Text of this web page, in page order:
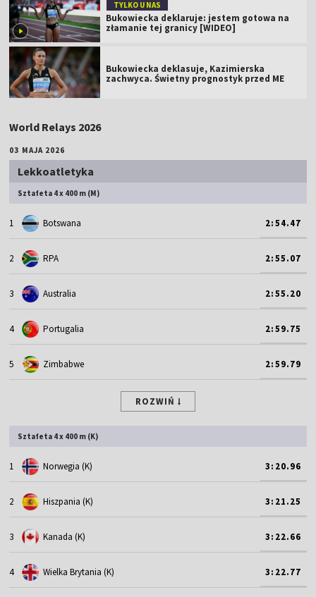
TYLKO U NAS
Bukowiecka deklaruje: jestem gotowa na
złamanie tej granicy [WIDEO]
Bukowiecka deklasuje, Kazimierska
zachwyca. Świetny prognostyk przed ME
World Relays 2026
03 MAJA 2026
Lekkoatletyka
Sztafeta 4 x 400 m (M)
1 Botswana 2:54.47
2 RPA 2:55.07
3 Australia 2:55.20
4 Portugalia 2:59.75
5 Zimbabwe 2:59.79
ROZWIŃ
Sztafeta 4 x 400 m (K)
1 Norwegia (K) 3:20.96
2 Hiszpania (K) 3:21.25
3 Kanada (K) 3:22.66
4 Wielka Brytania (K) 3:22.77